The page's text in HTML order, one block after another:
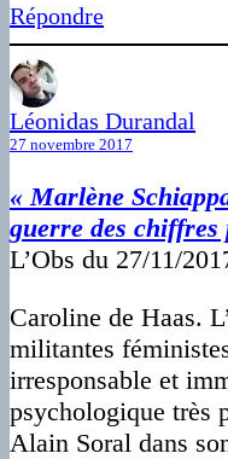
Répondre
Léonidas Durandal
27 novembre 2017
« Marlène
guerre des chiffres
L’Obs du 27/11/
Caroline de Haas.
militantes
irresponsable et
psychologique très
Alain Soral dans